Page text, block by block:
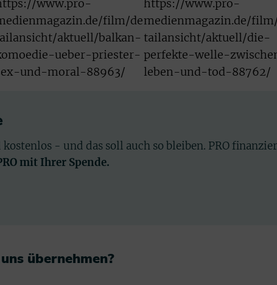
www.pro-
film/de
aktuell/balkan-
ueber-priester-
und-moral-88963/
https://www.pro-
medienmagazin.de/
tailansicht/aktuell/die-
perfekte-welle-
leben-und-tod-88762/
- und das soll auch so bleiben. PRO
mit Ihrer Spende.
übernehmen?​